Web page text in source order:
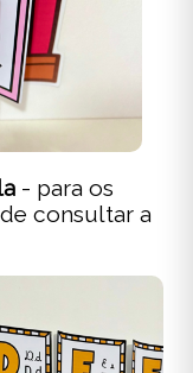
- para os
consultar a